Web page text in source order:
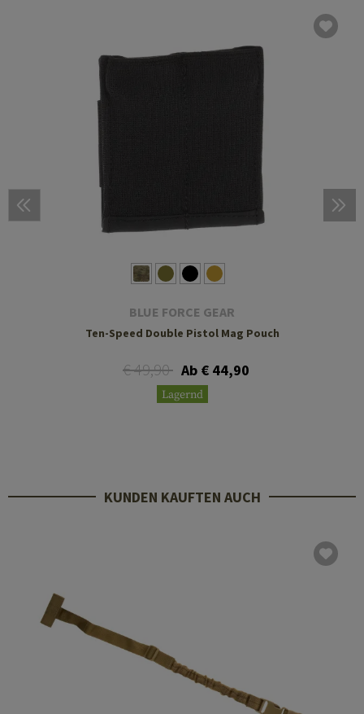
BLUE FORCE GEAR
Ten-Speed Double Pistol Mag Pouch
€ 49,90 Ab € 44,90
Lagernd
KUNDEN KAUFTEN AUCH